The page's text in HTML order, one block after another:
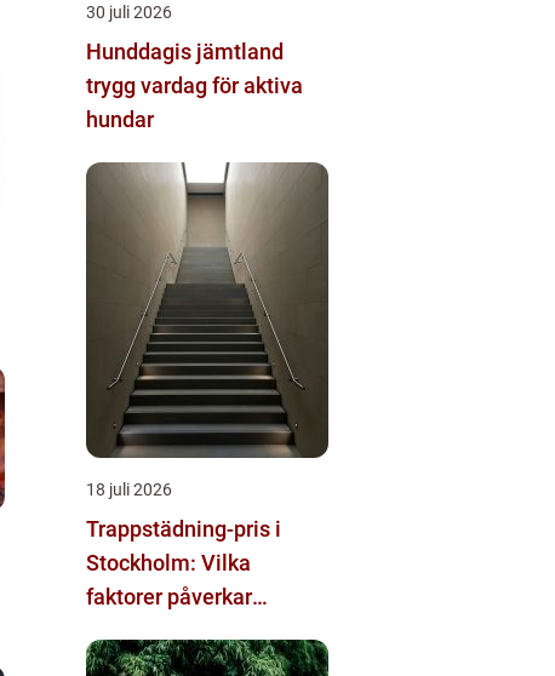
30 juli 2026
Hunddagis jämtland
trygg vardag för aktiva
hundar
18 juli 2026
Trappstädning-pris i
Stockholm: Vilka
faktorer påverkar